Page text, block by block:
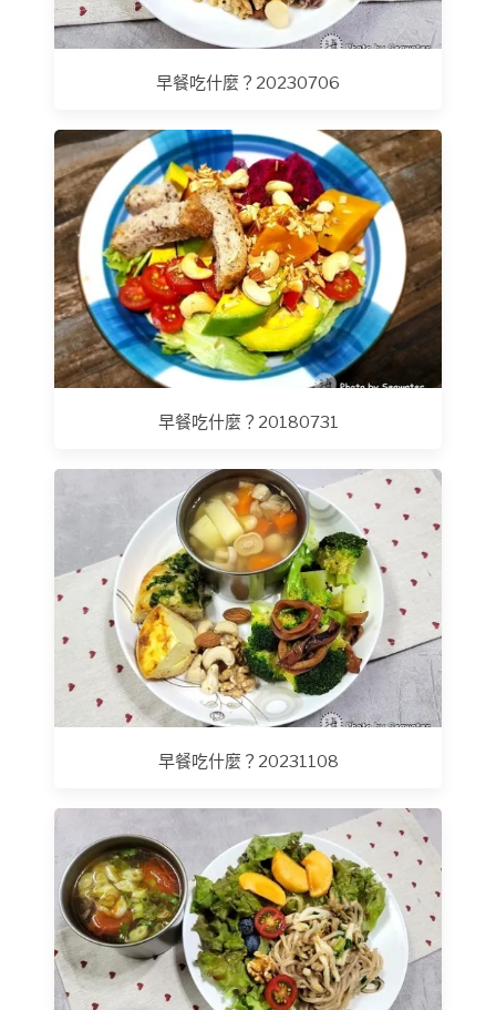
早餐吃什麼？20230706
早餐吃什麼？20180731
早餐吃什麼？20231108